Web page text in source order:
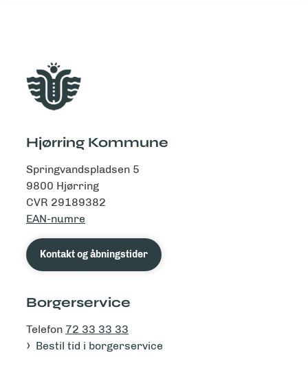
Hjørring Kommune
Springvandspladsen 5
9800 Hjørring
CVR 29189382
EAN-numre
Kontakt og åbningstider
Borgerservice
Telefon 72 33 33 33
Bestil tid i borgerservice